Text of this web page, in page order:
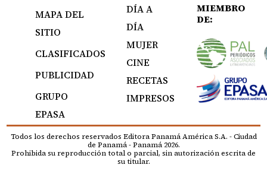
MAPA DEL
SITIO
CLASIFICADOS
PUBLICIDAD
GRUPO
EPASA
DÍA A
DÍA
MUJER
CINE
RECETAS
IMPRESOS
MIEMBRO
DE:
Todos los derechos reservados Editora Panamá América S.A. - Ciudad
de Panamá - Panamá 2026.
Prohibida su reproducción total o parcial, sin autorización escrita de
su titular.